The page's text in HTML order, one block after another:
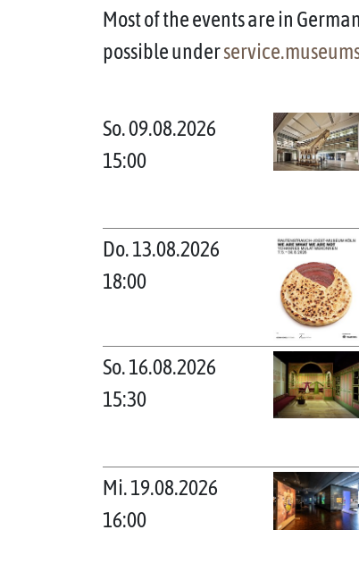
Most of the events are in
possible under
So. 09.08.2026
15:00
Do. 13.08.2026
18:00
So. 16.08.2026
15:30
Mi. 19.08.2026
16:00